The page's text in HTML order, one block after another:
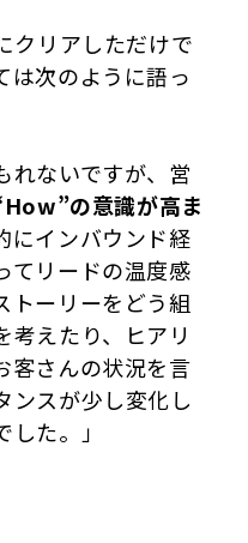
クリアしただけで
は次のように語っ
れないですが、営
の意識が高ま
にインバウンド経
てリードの温度感
トーリーをどう組
考えたり、ヒアリ
客さんの状況を言
ンスが少し変化し
た。」